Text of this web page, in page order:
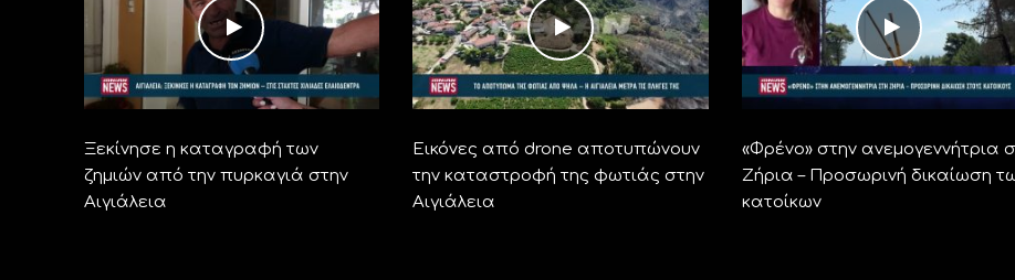
Ξεκίνησε η καταγραφή των
ζημιών από την πυρκαγιά στην
Αιγιάλεια
Εικόνες από drone αποτυπώνουν
την καταστροφή της φωτιάς στην
Αιγιάλεια
«Φρένο» στην ανεμογεννήτρια
Ζήρια – Προσωρινή δικαίωση
κατοίκων